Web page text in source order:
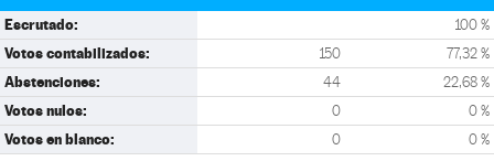
Escrutado: 100 %
Votos contabilizados: 150 77,32 %
Abstenciones: 44 22,68 %
Votos nulos: 0 0 %
Votos en blanco: 0 0 %